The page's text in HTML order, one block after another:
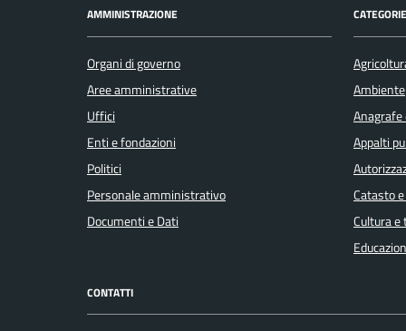
AMMINISTRAZIONE
Organi di governo
Aree amministrative
Uffici
Enti e fondazioni
Politici
Personale amministrativo
Documenti e Dati
Ambiente
Appalti
Catasto
Cultura e
CONTATTI